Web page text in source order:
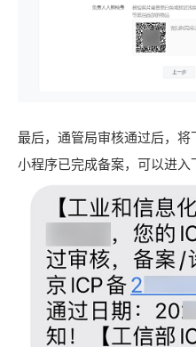
最后，通管局审核通过后，
小程序已完成备案，可以进入